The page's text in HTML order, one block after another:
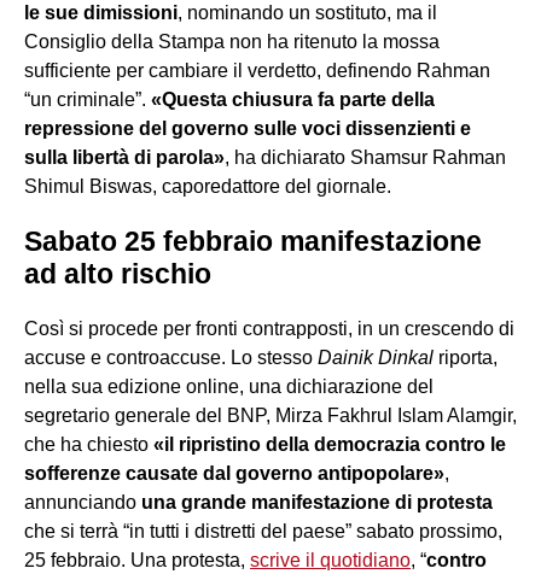
le sue dimissioni, nominando un sostituto, ma il
Consiglio della Stampa non ha ritenuto la mossa
sufficiente per cambiare il verdetto, definendo Rahman
“un criminale”. «Questa chiusura fa parte della
repressione del governo sulle voci dissenzienti e
sulla libertà di parola», ha dichiarato Shamsur Rahman
Shimul Biswas, caporedattore del giornale.
Sabato 25 febbraio manifestazione
ad alto rischio
Così si procede per fronti contrapposti, in un crescendo di
accuse e controaccuse. Lo stesso Dainik Dinkal riporta,
nella sua edizione online, una dichiarazione del
segretario generale del BNP, Mirza Fakhrul Islam Alamgir,
che ha chiesto «il ripristino della democrazia contro le
sofferenze causate dal governo antipopolare»,
annunciando una grande manifestazione di protesta
che si terrà “in tutti i distretti del paese” sabato prossimo,
25 febbraio. Una protesta, scrive il quotidiano, “contro